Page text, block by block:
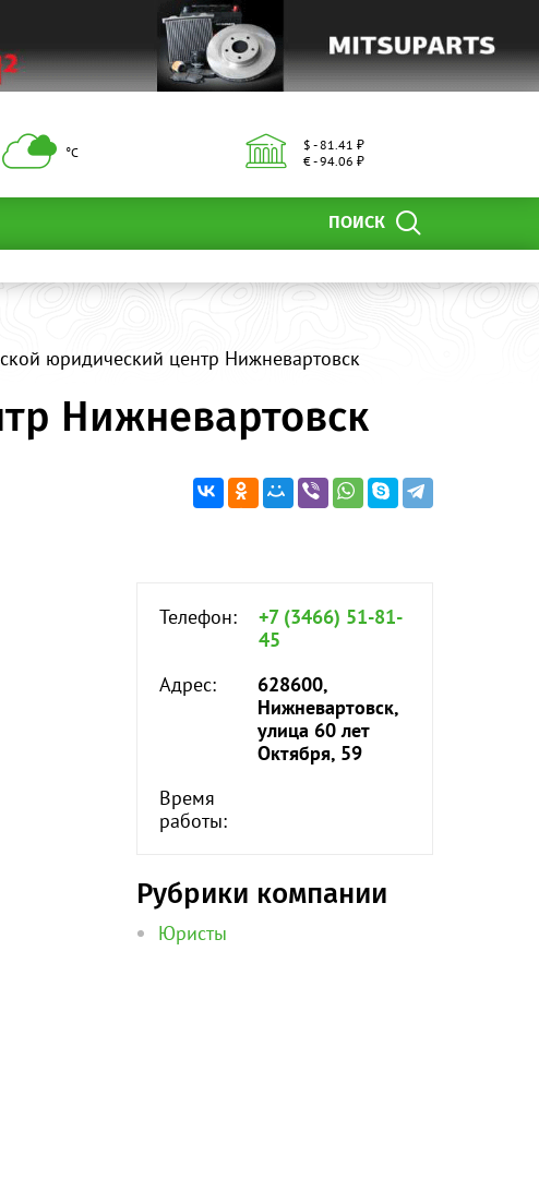
°С
$ - 81.41 ₽
€ - 94.06 ₽
ПОИСК
юридический центр Нижневартовск
Нижневартовск
Телефон:
+7 (3466) 51-81-
45
Адрес:
628600,
Нижневартовск,
улица 60 лет
Октября, 59
Время
работы:
Рубрики компании
Юристы